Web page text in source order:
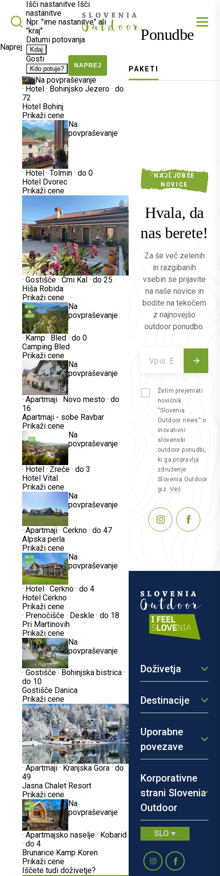
Iskalnik SLOVENIA OUTDOOR
Naprej
Išči nastanitve Išči
nastanitve
Npr. "ime nastanitve" ali
"kraj"
Datumi potovanja
Kdaj
Gosti
Kdo potuje? NAPREJ
Na povpraševanje
· Hotel · Bohinjsko Jezero · do
72
Hotel Bohinj
Prikaži cene
Na
povpraševanje
· Hotel · Tolmin · do 0
Hotel Dvorec
Prikaži cene
· Gostišče · Črni Kal · do 25
Hiša Robida
Prikaži cene
Na
povpraševanje
· Kamp · Bled · do 0
Camping Bled
Prikaži cene
Na
povpraševanje
· Apartmaji · Novo mesto · do
16
Apartmaji - sobe Ravbar
Prikaži cene
Na
povpraševanje
· Hotel · Zreče · do 3
Hotel Vital
Prikaži cene
Na
povpraševanje
· Apartmaji · Cerkno · do 47
Alpska perla
Prikaži cene
Na
povpraševanje
· Hotel · Cerkno · do 4
Hotel Cerkno
Prikaži cene
· Prenočišče · Deskle · do 18
Pri Martinovih
Prikaži cene
Na
povpraševanje
· Gostišče · Bohinjska bistrica ·
do 10
Gostišče Danica
Prikaži cene
· Apartmaji · Kranjska Gora · do
49
Jasna Chalet Resort
Prikaži cene
Na
povpraševanje
· Apartmajsko naselje · Kobarid
· do 4
Brunarice Kamp Koren
Prikaži cene
Iščete tudi doživetje?
Ponudbe
PAKETI
NAJLJUBŠE
NOVICE
Hvala, da
nas berete!
Za še več zelenih
in razgibanih
vsebin se prijavite
na naše novice in
bodite na tekočem
z najnovejšo
outdoor ponudbo.
Želim prejemati
novičnik
“Slovenia
Outdoor news” o
inovativni
slovenski
outdoor ponudbi,
ki ga pripravlja
združenje
Slovenia Outdoor
giz. Več
Doživetja
Destinacije
Uporabne
povezave
Korporativne
strani Slovenia
Outdoor
SLO